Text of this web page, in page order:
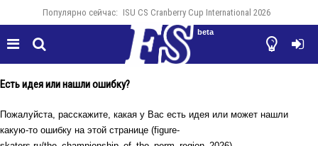
Популярно сейчас: ISU CS Cranberry Cup International 2026
  

beta
Есть идея или нашли ошибку?
Пожалуйста, расскажите, какая у Вас есть идея или может нашли
какую-то ошибку на этой странице (figure-